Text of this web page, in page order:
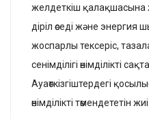
желдеткіш қалақшасына
діріл өседі және
жоспарлы тексеріс,
сенімділігі өнімділікті
Ауаөткізгіштердегі
өнімділікті төмендететін